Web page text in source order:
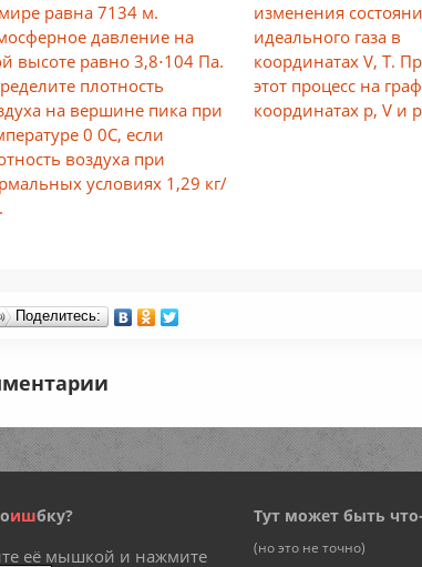
равна 7134 м.
давление на
высоте равно 3,8⋅104 Па.
плотность
на вершине пика при
0 0С, если
воздуха при
условиях 1,29 кг/
изменения
идеального газа в
координатах V, Т.
этот процесс на
координатах р, V и
Поделитесь:
ишбку?
её мышкой и нажмите
Тут может быть
(но это не точно)